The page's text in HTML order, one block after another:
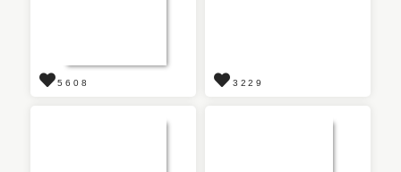
5608 3229